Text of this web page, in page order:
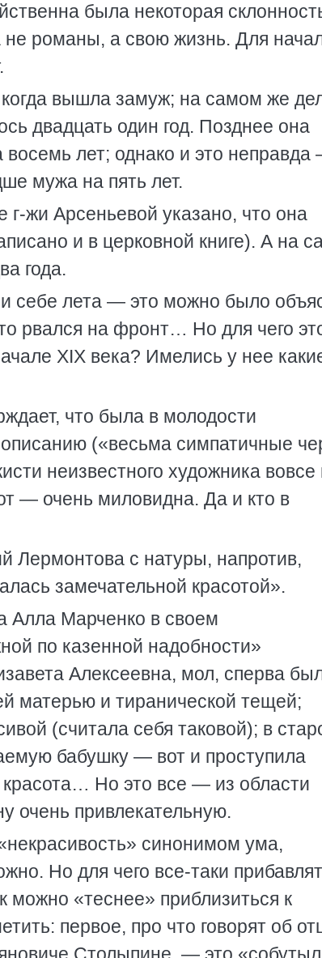
была некоторая
не романы, а свою жизнь. Для
вышла замуж; на самом же
двадцать один год. Позднее она
лет; однако и это
мужа на пять лет.
г-жи Арсеньевой указано, что она
и в церковной книге). А на
года.
себе лета — это можно было
рвался на фронт… Но для чего
XIX века? Имелись у нее
что была в молодости
(«весьма симпатичные
неизвестного художника вовсе
— очень миловидна. Да и кто в
Лермонтова с натуры, напротив,
замечательной красотой».
Алла Марченко в своем
по казенной надобности»
Алексеевна, мол, сперва
матерью и тиранической тещей;
(считала себя таковой); в
бабушку — вот и проступила
Но это все — из области
очень привлекательную.
синонимом ума,
Но для чего все-таки
можно «теснее» приблизиться к
первое, про что говорят об